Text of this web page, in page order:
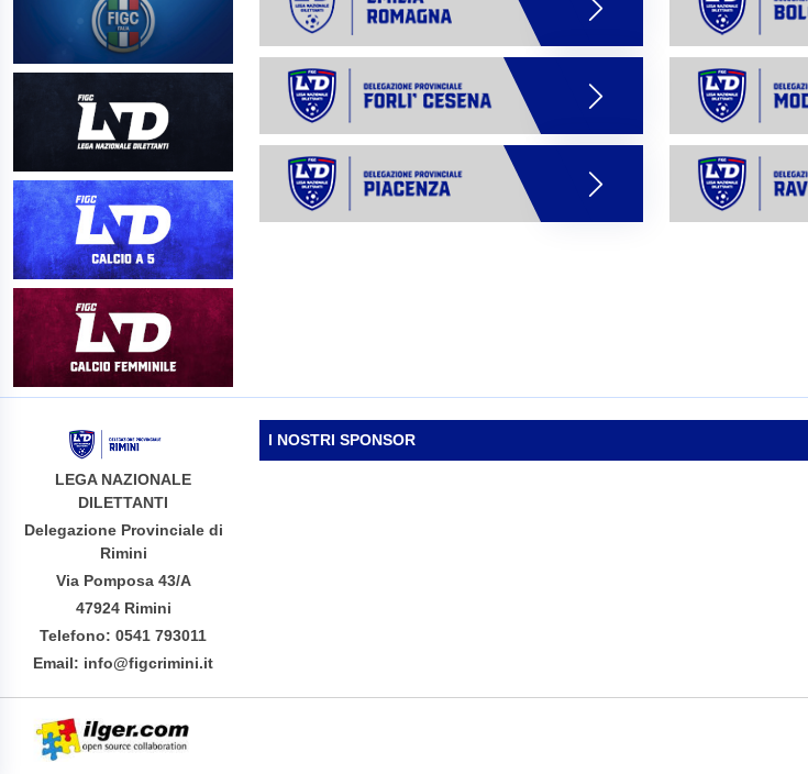
LEGA NAZIONALE
DILETTANTI
Delegazione Provinciale di
Rimini
Via Pomposa 43/A
47924 Rimini
Telefono: 0541 793011
Email: info@figcrimini.it
I NOSTRI SPONSOR